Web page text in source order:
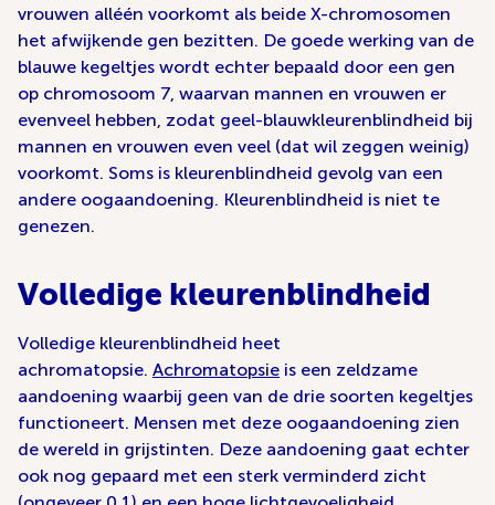
vrouwen alléén voorkomt als beide X-chromosomen
het afwijkende gen bezitten. De goede werking van de
blauwe kegeltjes wordt echter bepaald door een gen
op chromosoom 7, waarvan mannen en vrouwen er
evenveel hebben, zodat geel-blauwkleurenblindheid bij
mannen en vrouwen even veel (dat wil zeggen weinig)
voorkomt. Soms is kleurenblindheid gevolg van een
andere oogaandoening. Kleurenblindheid is niet te
genezen.
Volledige kleurenblindheid
Volledige kleurenblindheid heet
achromatopsie. Achromatopsie is een zeldzame
aandoening waarbij geen van de drie soorten kegeltjes
functioneert. Mensen met deze oogaandoening zien
de wereld in grijstinten. Deze aandoening gaat echter
ook nog gepaard met een sterk verminderd zicht